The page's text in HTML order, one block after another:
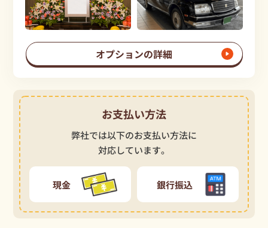
オプションの詳細
お支払い方法
弊社では以下のお支払い方法に
対応しています。
現金 銀行振込